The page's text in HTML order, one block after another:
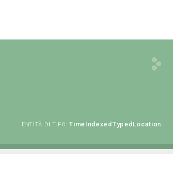
ENTITÀ DI TIPO: TimeIndexedTypedLocation